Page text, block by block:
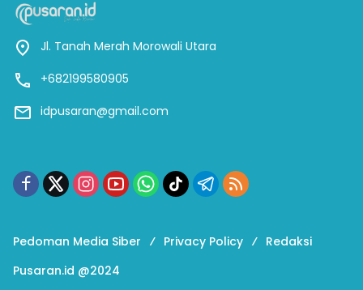
Jl. Tanah Merah Morowali Utara
+682199580905
idpusaran@gmail.com
Pedoman Media Siber Privacy Policy
Redaksi
Pusaran.id @2024